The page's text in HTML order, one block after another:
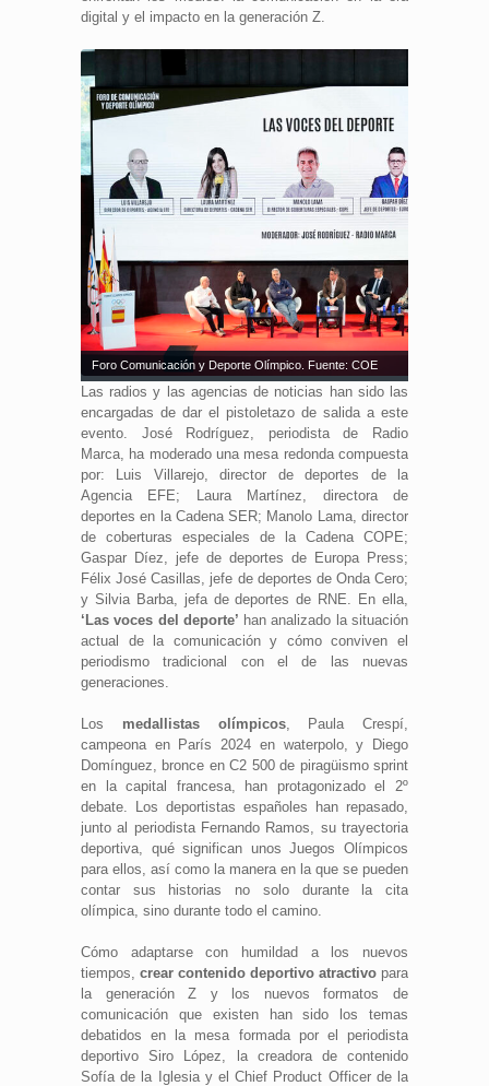
digital y el impacto en la generación Z.
Foro Comunicación y Deporte Olímpico. Fuente: COE
Las radios y las agencias de noticias han sido las
encargadas de dar el pistoletazo de salida a este
evento. José Rodríguez, periodista de Radio
Marca, ha moderado una mesa redonda compuesta
por: Luis Villarejo, director de deportes de la
Agencia EFE; Laura Martínez, directora de
deportes en la Cadena SER; Manolo Lama, director
de coberturas especiales de la Cadena COPE;
Gaspar Díez, jefe de deportes de Europa Press;
Félix José Casillas, jefe de deportes de Onda Cero;
y Silvia Barba, jefa de deportes de RNE. En ella,
‘Las voces del deporte’ han analizado la situación
actual de la comunicación y cómo conviven el
periodismo tradicional con el de las nuevas
generaciones.
Los medallistas olímpicos, Paula Crespí,
campeona en París 2024 en waterpolo, y Diego
Domínguez, bronce en C2 500 de piragüismo sprint
en la capital francesa, han protagonizado el 2º
debate. Los deportistas españoles han repasado,
junto al periodista Fernando Ramos, su trayectoria
deportiva, qué significan unos Juegos Olímpicos
para ellos, así como la manera en la que se pueden
contar sus historias no solo durante la cita
olímpica, sino durante todo el camino.
Cómo adaptarse con humildad a los nuevos
tiempos, crear contenido deportivo atractivo para
la generación Z y los nuevos formatos de
comunicación que existen han sido los temas
debatidos en la mesa formada por el periodista
deportivo Siro López, la creadora de contenido
Sofía de la Iglesia y el Chief Product Officer de la